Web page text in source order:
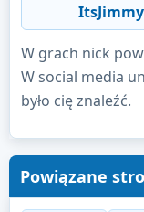
ItsJimmy
W grach nick
W social media
było cię znaleźć.
Powiązane